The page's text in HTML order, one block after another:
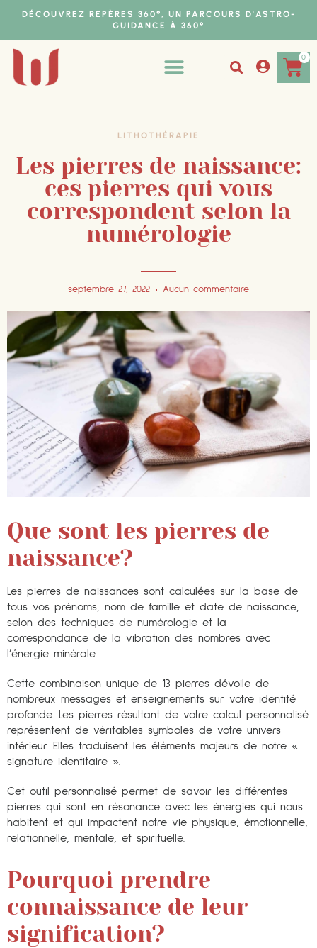
DÉCOUVREZ REPÈRES 360°, UN PARCOURS D'ASTRO-
GUIDANCE À 360°
0
LITHOTHÉRAPIE
Les pierres de naissance:
ces pierres qui vous
correspondent selon la
numérologie
septembre 27, 2022 Aucun commentaire
Que sont les pierres de
naissance?
Les pierres de naissances sont calculées sur la base de
tous vos prénoms, nom de famille et date de naissance,
selon des techniques de numérologie et la
correspondance de la vibration des nombres avec
l’énergie minérale.
Cette combinaison unique de 13 pierres dévoile de
nombreux messages et enseignements sur votre identité
profonde. Les pierres résultant de votre calcul personnalisé
représentent de véritables symboles de votre univers
intérieur. Elles traduisent les éléments majeurs de notre «
signature identitaire ».
Cet outil personnalisé permet de savoir les différentes
pierres qui sont en résonance avec les énergies qui nous
habitent et qui impactent notre vie physique, émotionnelle,
relationnelle, mentale, et spirituelle.
Pourquoi prendre
connaissance de leur
signification?